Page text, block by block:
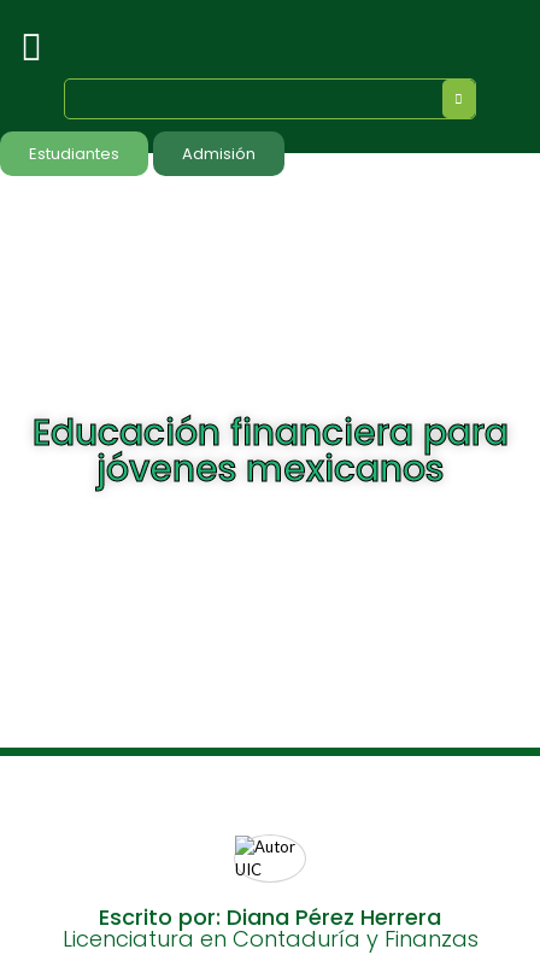
Estudiantes Admisión
Educación financiera para
jóvenes mexicanos
Escrito por: Diana Pérez Herrera
Licenciatura en Contaduría y Finanzas